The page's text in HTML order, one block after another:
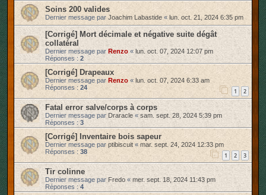
Soins 200 valides
Dernier message par Joachim Labastide « lun. oct. 21, 2024 6:35 pm
[Corrigé] Mort décimale et négative suite dégât
collatéral
Dernier message par Renzo« lun. oct. 07, 2024 12:07 pm
Réponses : 2
[Corrigé] Drapeaux
Dernier message par Renzo « lun. oct. 07, 2024 6:33 am
Réponses : 24 1 2
Fatal error salve/corps à corps
Dernier message parDraracle «sam. sept. 28, 2024 5:39 pm
Réponses : 3
[Corrigé] Inventaire bois sapeur
Dernier message par ptibiscuit« mar. sept. 24, 2024 12:33 pm
Réponses : 38 1 2 3
Tir colinne
Dernier message parFredo « mer. sept. 18, 2024 11:43 pm
Réponses : 4